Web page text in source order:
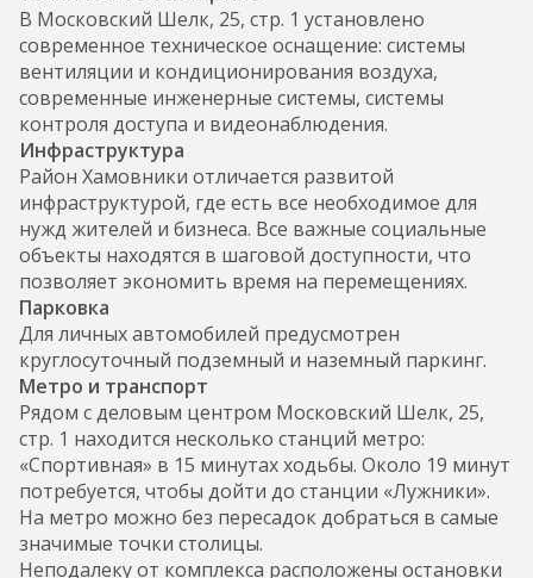
В Московский Шелк, 25, стр. 1 установлено
современное техническое оснащение: системы
вентиляции и кондиционирования воздуха,
современные инженерные системы, системы
контроля доступа и видеонаблюдения.
Инфраструктура
Район Хамовники отличается развитой
инфраструктурой, где есть все необходимое для
нужд жителей и бизнеса. Все важные социальные
объекты находятся в шаговой доступности, что
позволяет экономить время на перемещениях.
Парковка
Для личных автомобилей предусмотрен
круглосуточный подземный и наземный паркинг.
Метро и транспорт
Рядом с деловым центром Московский Шелк, 25,
стр. 1 находится несколько станций метро:
«Спортивная» в 15 минутах ходьбы. Около 19 минут
потребуется, чтобы дойти до станции «Лужники».
На метро можно без пересадок добраться в самые
значимые точки столицы.
Неподалеку от комплекса расположены остановки